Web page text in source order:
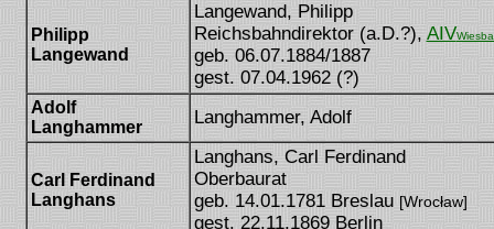
Philipp
Langewand
Langewand, Philipp
Reichsbahndirektor (a.D.?), AIV
geb. 06.07.1884/1887
gest. 07.04.1962 (?)
Adolf
Langhammer
Langhammer, Adolf
Carl Ferdinand
Langhans
Langhans, Carl Ferdinand
Oberbaurat
geb. 14.01.1781 Breslau [Wrocław]
gest. 22.11.1869 Berlin